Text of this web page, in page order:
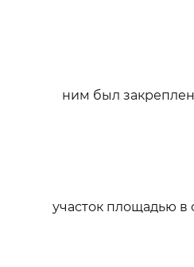
ним был
участок площадью в